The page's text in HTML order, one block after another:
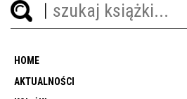
HOME
AKTUALNOŚCI